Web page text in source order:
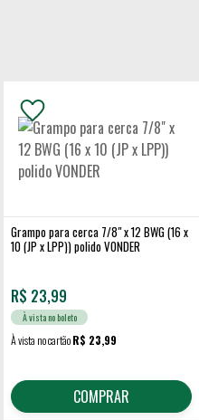
Grampo para cerca 7/8" x 12 BWG (16 x
10 (JP x LPP)) polido VONDER
R$ 23,99
À vista no boleto
À vista no cartãoR$ 23,99
COMPRAR